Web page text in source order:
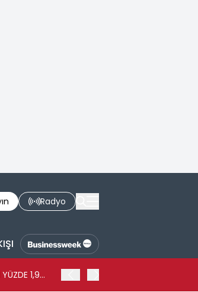
Radyo
1,9